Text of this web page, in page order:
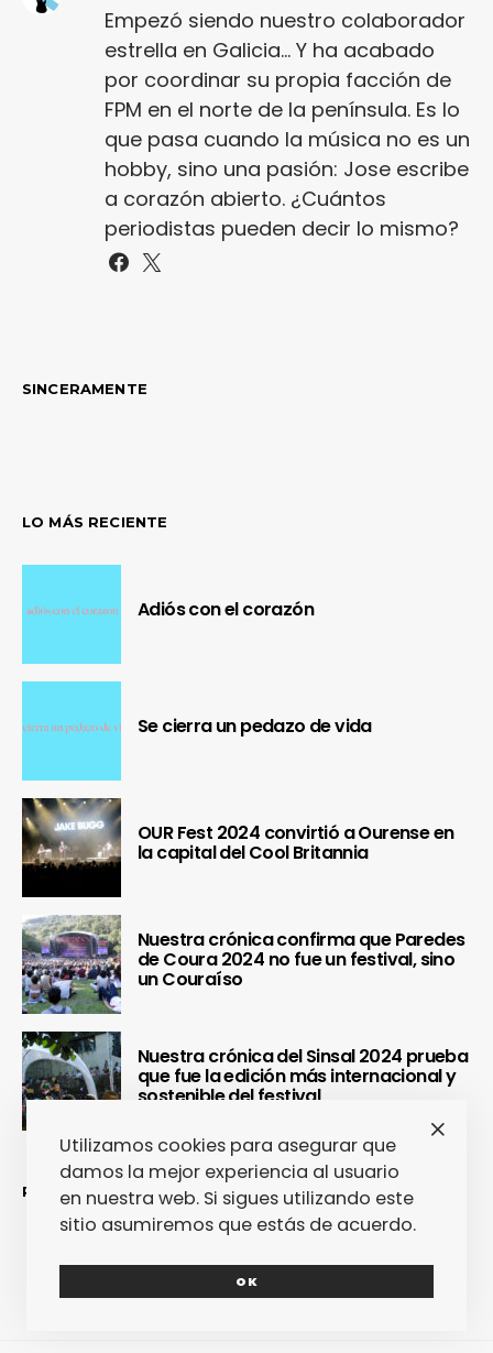
Empezó siendo nuestro colaborador
estrella en Galicia... Y ha acabado
por coordinar su propia facción de
FPM en el norte de la península. Es lo
que pasa cuando la música no es un
hobby, sino una pasión: Jose escribe
a corazón abierto. ¿Cuántos
periodistas pueden decir lo mismo?
SINCERAMENTE
LO MÁS RECIENTE
Adiós con el corazón
Se cierra un pedazo de vida
OUR Fest 2024 convirtió a Ourense en
la capital del Cool Britannia
Nuestra crónica confirma que Paredes
de Coura 2024 no fue un festival, sino
un Couraíso
Nuestra crónica del Sinsal 2024 prueba
que fue la edición más internacional y
sostenible del festival
REDES SOCIALES
Utilizamos cookies para asegurar que
damos la mejor experiencia al usuario
en nuestra web. Si sigues utilizando este
sitio asumiremos que estás de acuerdo.
OK